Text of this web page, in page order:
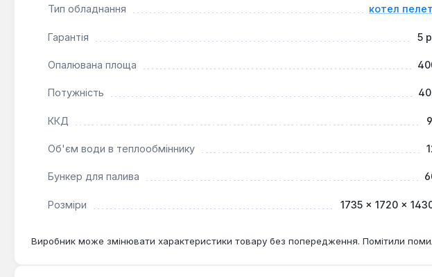
температурний режим з мінімальним втручанням в роботу обладнання.
Тип обладнання котел
Гарантія 5
Опалювана площа
Потужність
ККД
Об'єм води в теплообміннику
Бункер для палива
Розміри 1735 × 1720 ×
Виробник може змінювати характеристики товару без попередження. Помітили